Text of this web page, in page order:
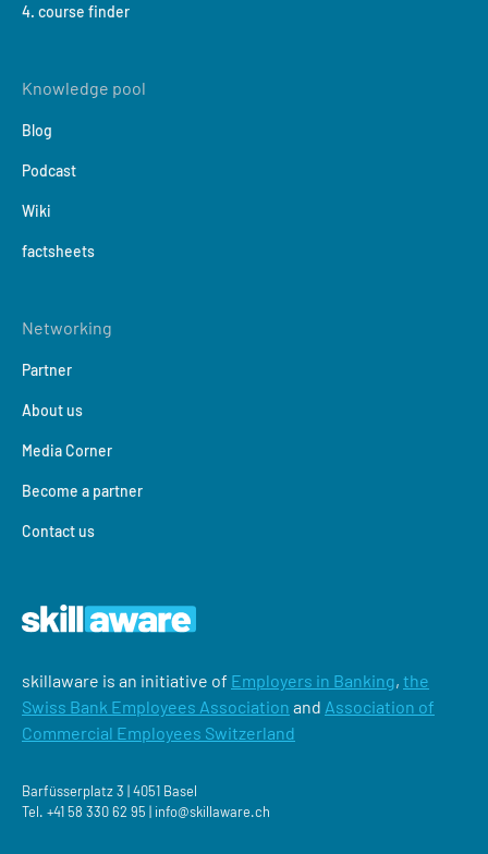
4. course finder
Knowledge pool
Blog
Podcast
Wiki
factsheets
Networking
Partner
About us
Media Corner
Become a partner
Contact us
skillaware is an initiative of Employers in Banking, the
Swiss Bank Employees Association and Association of
Commercial Employees Switzerland
Barfüsserplatz 3 | 4051 Basel
Tel. +41 58 330 62 95 | ‍info@skillaware.ch